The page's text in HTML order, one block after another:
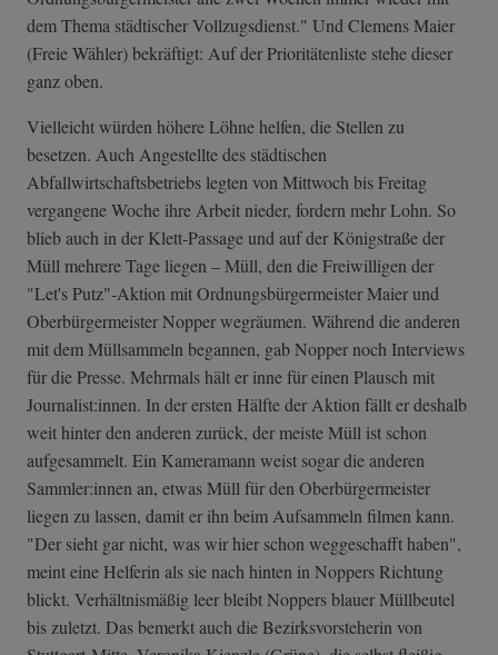
dem Thema städtischer Vollzugsdienst." Und Clemens Maier
(Freie Wähler) bekräftigt: Auf der Prioritätenliste stehe dieser
ganz oben.
Vielleicht würden höhere Löhne helfen, die Stellen zu
besetzen. Auch Angestellte des städtischen
Abfallwirtschaftsbetriebs legten von Mittwoch bis Freitag
vergangene Woche ihre Arbeit nieder, fordern mehr Lohn. So
blieb auch in der Klett-Passage und auf der Königstraße der
Müll mehrere Tage liegen – Müll, den die Freiwilligen der
"Let's Putz"-Aktion mit Ordnungsbürgermeister Maier und
Oberbürgermeister Nopper wegräumen. Während die anderen
mit dem Müllsammeln begannen, gab Nopper noch Interviews
für die Presse. Mehrmals hält er inne für einen Plausch mit
Journalist:innen. In der ersten Hälfte der Aktion fällt er deshalb
weit hinter den anderen zurück, der meiste Müll ist schon
aufgesammelt. Ein Kameramann weist sogar die anderen
Sammler:innen an, etwas Müll für den Oberbürgermeister
liegen zu lassen, damit er ihn beim Aufsammeln filmen kann.
"Der sieht gar nicht, was wir hier schon weggeschafft haben",
meint eine Helferin als sie nach hinten in Noppers Richtung
blickt. Verhältnismäßig leer bleibt Noppers blauer Müllbeutel
bis zuletzt. Das bemerkt auch die Bezirksvorsteherin von